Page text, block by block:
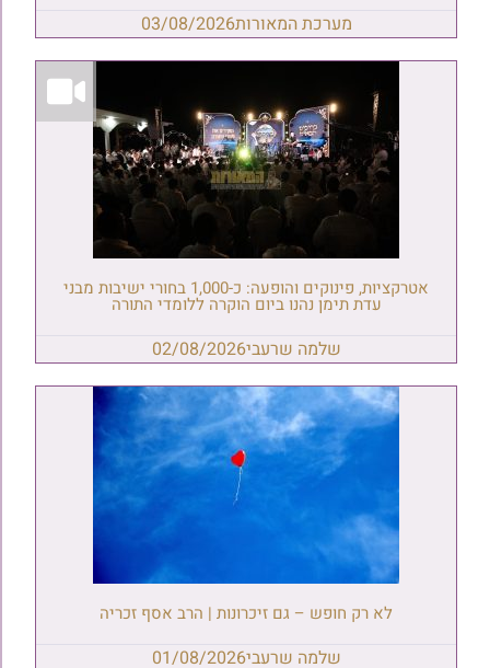
מערכת המאורות03/08/2026
אטרקציות, פינוקים והופעה: כ-1,000 בחורי ישיבות מבני
עדת תימן נהנו ביום הוקרה ללומדי התורה
שלמה שרעבי02/08/2026
לא רק חופש – גם זיכרונות | הרב אסף זכריה
שלמה שרעבי01/08/2026